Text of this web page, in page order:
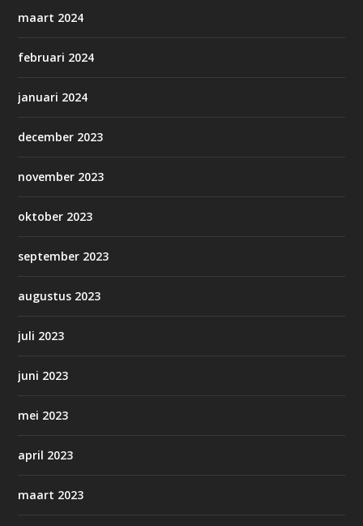
maart 2024
februari 2024
januari 2024
december 2023
november 2023
oktober 2023
september 2023
augustus 2023
juli 2023
juni 2023
mei 2023
april 2023
maart 2023